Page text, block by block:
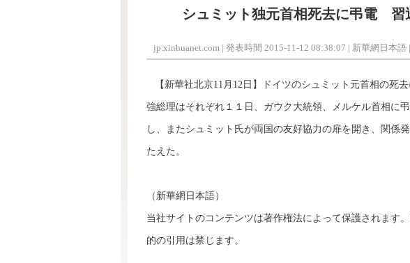
シュミット独元首相死去に弔電 習
jp.xinhuanet.com | 発表時間 2015-11-12 08:38:07 | 新華網日本語 |
【新華社北京11月12日】ドイツのシュミット元首相の死
強総理はそれぞれ１１日、ガウク大統領、メルケル首相に
し、またシュミット氏が両国の友好協力の扉を開き、関係
たえた。
（新華網日本語）
当社サイトのコンテンツは著作権法によって保護されます
的の引用は禁じます。